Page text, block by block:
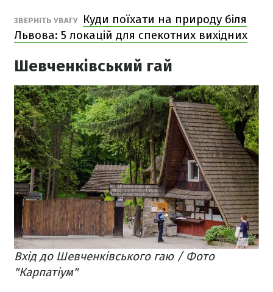
ЗВЕРНІТЬ УВАГУ
Куди поїхати на природу біля
Львова: 5 локацій для спекотних вихідних
Шевченківський гай
Вхід до Шевченківського гаю / Фото
"Карпатіум"